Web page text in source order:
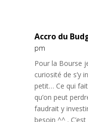
Accro du
pm
Pour la Bourse
curiosité de s’y
petit… Ce qui fait
qu’on peut
faudrait y
besoin ^^ .